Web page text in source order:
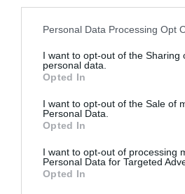
Please note that this website/app
not limited to your visit or usage
grant or deny consent to Google
use your data for below specified
consent section.
Personal Data Processing Opt
I want to opt-out of the Sharing
personal data.
Opted In
I want to opt-out of the Sale of
Personal Data.
Opted In
I want to opt-out of processing
Personal Data for Targeted
Opted In